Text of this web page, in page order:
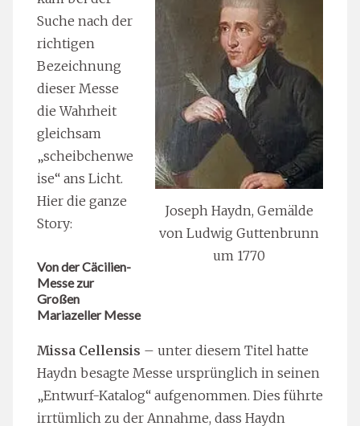
Joseph Haydn, Gemälde
von Ludwig Guttenbrunn
um 1770
Suche nach der
richtigen
Bezeichnung
dieser Messe
die Wahrheit
gleichsam
„scheibchenwe
ise“ ans Licht.
Hier die ganze
Story:
Von der Cäcilien-
Messe zur
Großen
Mariazeller Messe
Missa Cellensis – unter diesem Titel hatte
Haydn besagte Messe ursprünglich in seinen
„Entwurf-Katalog“ aufgenommen. Dies führte
irrtümlich zu der Annahme, dass Haydn